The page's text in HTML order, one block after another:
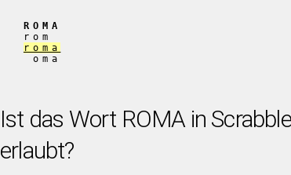
ROMA
rom
roma
oma
Ist das Wort ROMA in Scrabble
erlaubt?